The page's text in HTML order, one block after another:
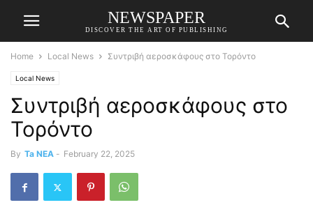
NEWSPAPER
DISCOVER THE ART OF PUBLISHING
Home Local News Συντριβή αεροσκάφους στο Τορόντο
Local News
Συντριβή αεροσκάφους στο
Τορόντο
By Ta NEA - February 22, 2025